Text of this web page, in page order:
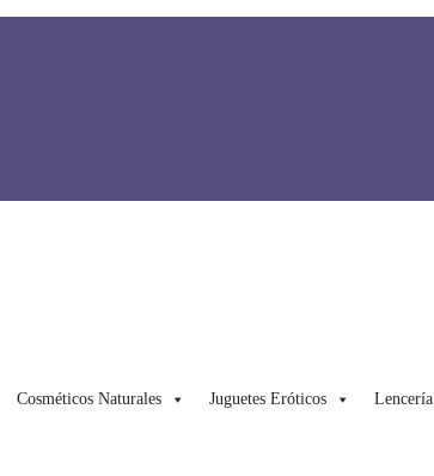
Cosméticos Naturales Juguetes Eróticos Lencería